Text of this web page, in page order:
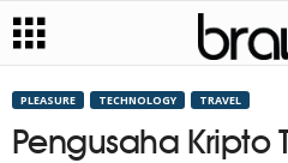
PLEASURE TECHNOLOGY TRAVEL
Pengusaha Kripto